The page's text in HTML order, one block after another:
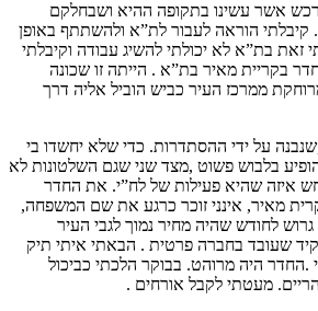
אשר עשינו בתקופה ההיא ושבחלקם
קיבלתי הוראה לעבור לת”א ולהשתתף באופן
זאת בת”א לא יכולתי להשיג עבודה וקיבלתי
בקריית מאיר בת”א . הייתה זו שכונה
ממרכז העיר כביש הוביל אליה דרך
על ידי ההסתדרות. כדי שלא יחשדו בי
בלבוש פשוט ,מצד שני שגם השלטונות לא
איזה שהיא פעילות של לח”י. את החדר
מאיר, אינני זוכר כרגע את שם המשפחה,
בשכר דירה חודשי של 75 גרוש לחודש שהיה מחיר נמוך לגבי העיר
שעובד בחברה פרטית . הבאתי איתי תיק
היה מרוהט. בבוקר הלכתי כביכול
מעטתי לקבל אורחים .